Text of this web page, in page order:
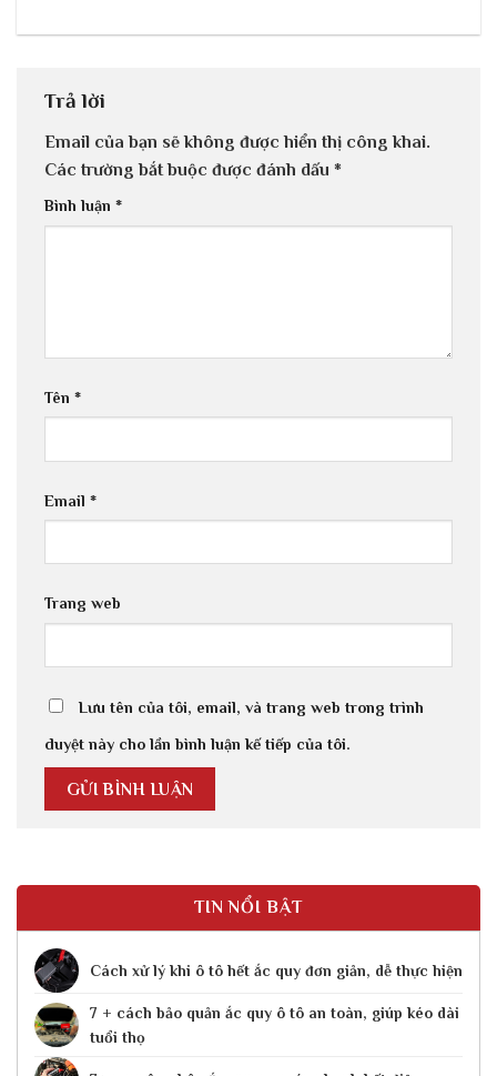
Trả lời
Email của bạn sẽ không được hiển thị công khai.
Các trường bắt buộc được đánh dấu *
Bình luận *
Tên *
Email *
Trang web
Lưu tên của tôi, email, và trang web trong trình
duyệt này cho lần bình luận kế tiếp của tôi.
TIN NỔI BẬT
Cách xử lý khi ô tô hết ắc quy​ đơn giản, dễ thực hiện
7 + cách bảo quản ắc quy ô tô an toàn, giúp kéo dài
tuổi thọ